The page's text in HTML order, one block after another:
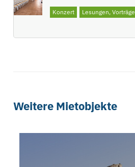
Konzert Lesungen, Vorträge
Weitere Mietobjekte